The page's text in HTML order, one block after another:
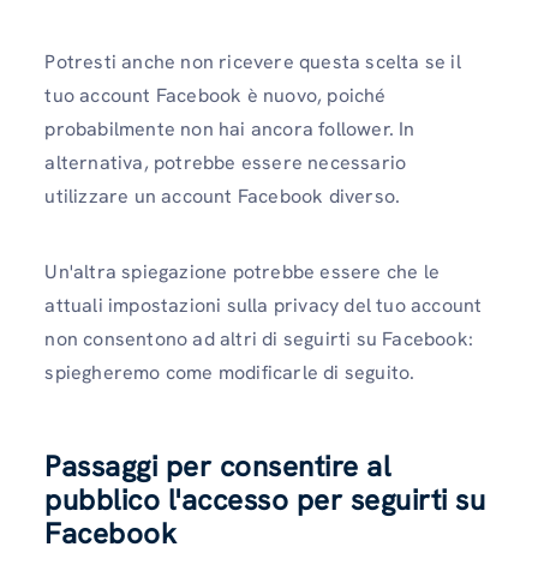
Potresti anche non ricevere questa scelta se il
tuo account Facebook è nuovo, poiché
probabilmente non hai ancora follower. In
alternativa, potrebbe essere necessario
utilizzare un account Facebook diverso.
Un'altra spiegazione potrebbe essere che le
attuali impostazioni sulla privacy del tuo account
non consentono ad altri di seguirti su Facebook:
spiegheremo come modificarle di seguito.
Passaggi per consentire al
pubblico l'accesso per seguirti su
Facebook